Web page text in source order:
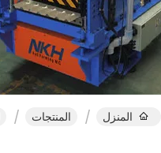
المنزل المنتجات